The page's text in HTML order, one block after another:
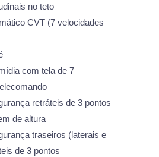
no teto
CVT (7 velocidades
com tela de 7
retráteis de 3 pontos
de altura
traseiros (laterais e
de 3 pontos